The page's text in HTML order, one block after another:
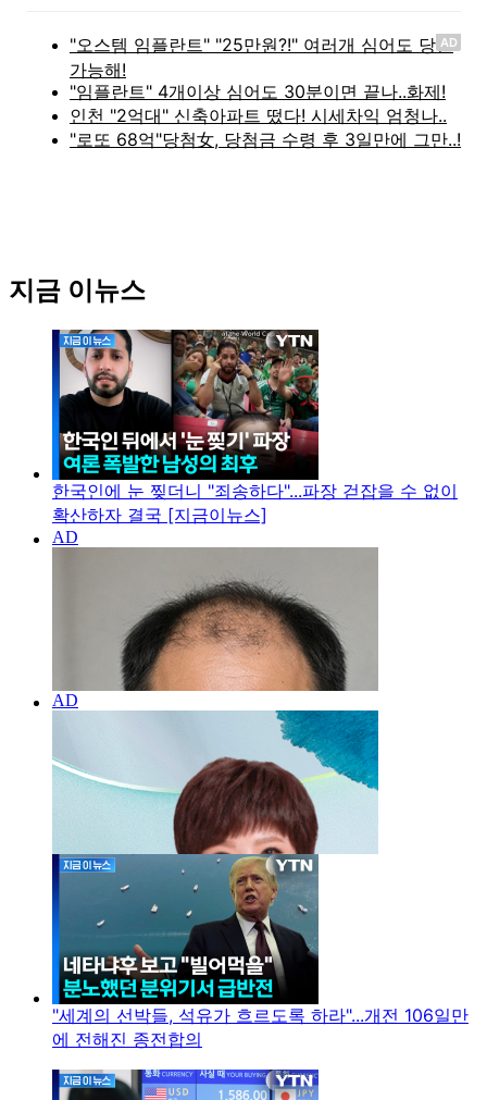
AD
지금 이뉴스
한국인에 눈 찢더니 "죄송하다"...파장 걷잡을 수 없이
확산하자 결국 [지금이뉴스]
"세계의 선박들, 석유가 흐르도록 하라"...개전 106일만
에 전해진 종전합의